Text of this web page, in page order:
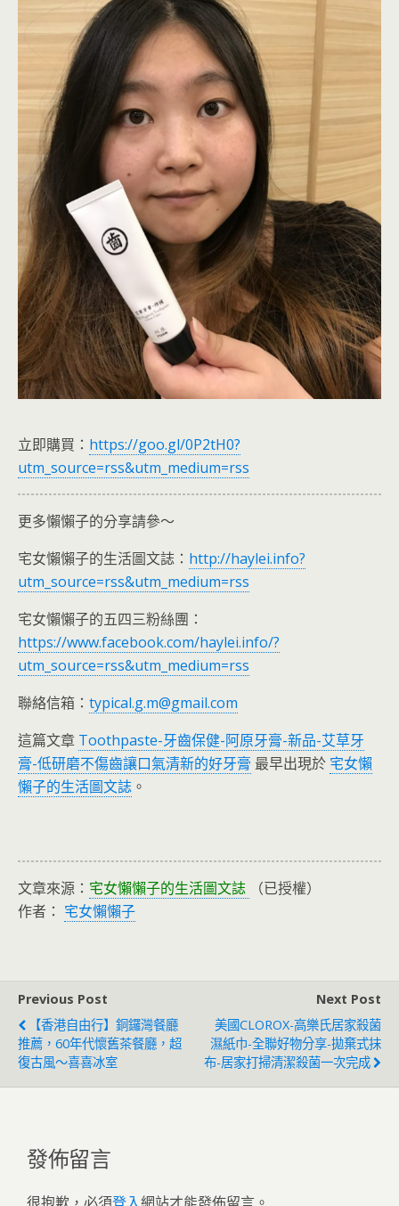
立即購買： https://goo.gl/0P2tH0?
utm_source=rss&utm_medium=rss
更多懶懶子的分享請參～
宅女懶懶子的生活圖文誌： http://haylei.info?
utm_source=rss&utm_medium=rss
宅女懶懶子的五四三粉絲團：
https://www.facebook.com/haylei.info/?
utm_source=rss&utm_medium=rss
聯絡信箱： typical.g.m@gmail.com
這篇文章 Toothpaste-牙齒保健-阿原牙膏-新品-艾草牙
膏-低研磨不傷齒讓口氣清新的好牙膏 最早出現於 宅女懶
懶子的生活圖文誌 。
文章來源： 宅女懶懶子的生活圖文誌
（已授權）
作者： 宅女懶懶子
Previous Post
【香港自由行】銅鑼灣餐廳
推薦，60年代懷舊茶餐廳，超
復古風～喜喜冰室
Next Post
美國CLOROX-高樂氏居家殺菌
濕紙巾-全聯好物分享-拋棄式抹
布-居家打掃清潔殺菌一次完成
發佈留言